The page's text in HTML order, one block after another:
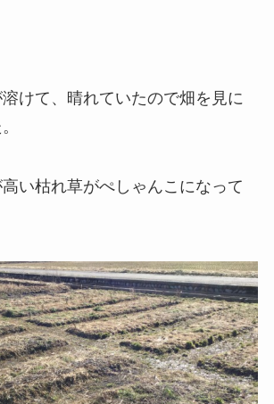
けて、晴れていたので畑を見に
い枯れ草がぺしゃんこになって